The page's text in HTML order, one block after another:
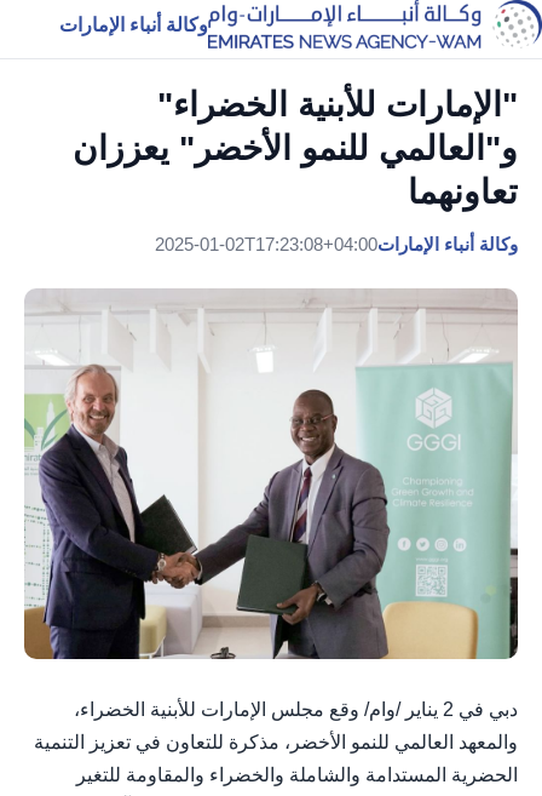
وكالة أنباء الإمارات
"الإمارات للأبنية الخضراء"
و"العالمي للنمو الأخضر" يعززان
تعاونهما
وكالة أنباء الإمارات2025-01-02T17:23:08+04:00
دبي في 2 يناير /وام/ وقع مجلس الإمارات للأبنية الخضراء،
والمعهد العالمي للنمو الأخضر، مذكرة للتعاون في تعزيز التنمية
الحضرية المستدامة والشاملة والخضراء والمقاومة للتغير